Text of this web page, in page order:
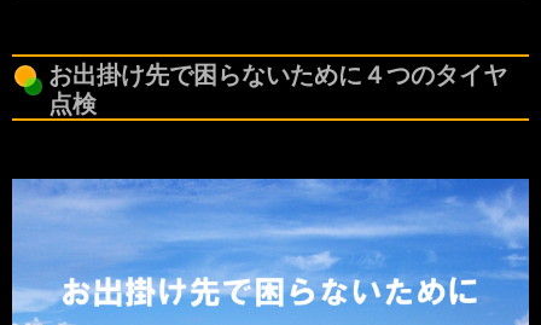
お出掛け先で困らないために４つのタイヤ
点検